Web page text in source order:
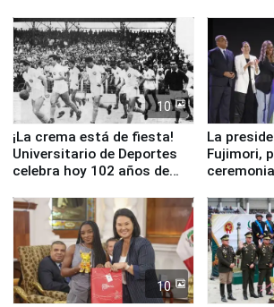
Serenazgo
10
¡La crema está de fiesta!
Universitario de Deportes
celebra hoy 102 años de
La
Fujimori,
10